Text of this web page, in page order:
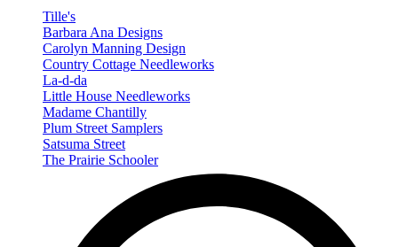
Tille's
Barbara Ana Designs
Carolyn Manning Design
Country Cottage Needleworks
La-d-da
Little House Needleworks
Madame Chantilly
Plum Street Samplers
Satsuma Street
The Prairie Schooler